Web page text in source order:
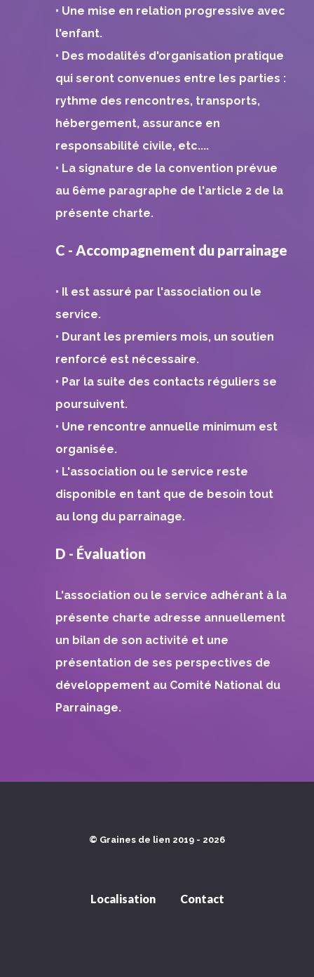
• Une mise en relation progressive avec
l'enfant.
• Des modalités d'organisation pratique
qui seront convenues entre les parties :
rythme des rencontres, transports,
hébergement, assurance en
responsabilité civile, etc....
• La signature de la convention prévue
au 6ème paragraphe de l'article 2 de la
présente charte.
C - Accompagnement du parrainage
• Il est assuré par l'association ou le
service.
• Durant les premiers mois, un soutien
renforcé est nécessaire.
• Par la suite des contacts réguliers se
poursuivent.
• Une rencontre annuelle minimum est
organisée.
• L'association ou le service reste
disponible en tant que de besoin tout
au long du parrainage.
D - Évaluation
L'association ou le service adhérant à la
présente charte adresse annuellement
un bilan de son activité et une
présentation de ses perspectives de
développement au Comité National du
Parrainage.
© Graines de lien 2019 - 2026
Localisation Contact